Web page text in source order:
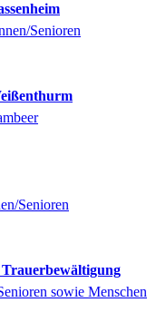
Senioren
Senioren
sowie Menschen